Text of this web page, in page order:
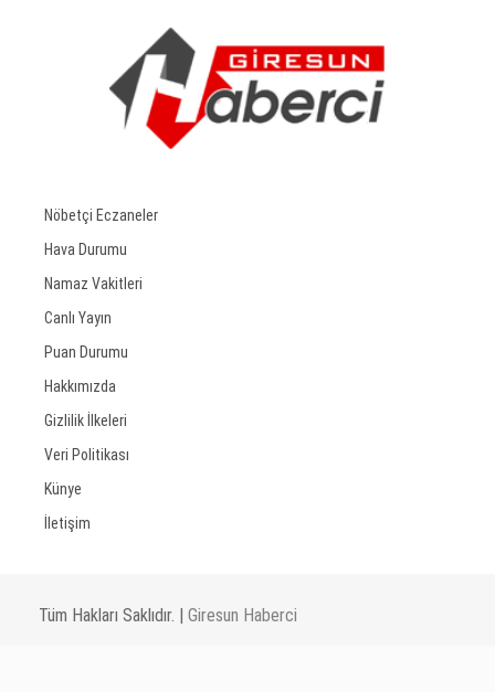
Nöbetçi Eczaneler
Hava Durumu
Namaz Vakitleri
Canlı Yayın
Puan Durumu
Hakkımızda
Gizlilik İlkeleri
Veri Politikası
Künye
İletişim
Tüm Hakları Saklıdır. | Giresun Haberci